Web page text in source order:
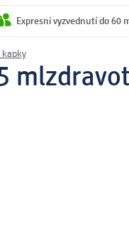
Expresní vyzvednutí do 60
kapky
ml